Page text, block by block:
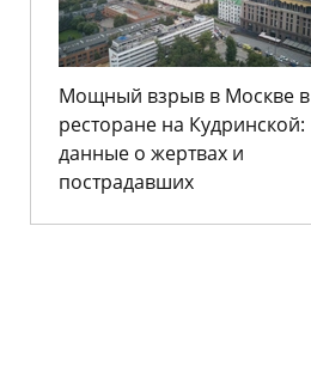
Мощный взрыв в Москве в
ресторане на Кудринской:
данные о жертвах и
пострадавших